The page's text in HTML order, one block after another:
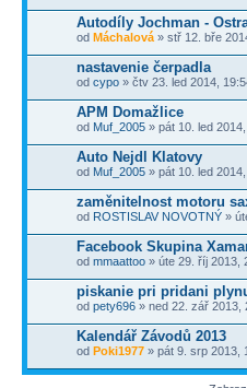
Autodíly Jochman -
od Máchalová » stř 12. bře
nastavenie čerpadla
od cypo » čtv 23. led 2014,
APM Domažlice
od Muf_2005 » pát 10. led
Auto Nejdl Klatovy
od Muf_2005 » pát 10. led
zaměnitelnost motoru
od ROSTISLAV NOVOTNÝ »
Facebook Skupina
od mmaattoo » úte 29. říj 2013,
piskanie pri pridani
od pety696 » ned 22. zář 2013,
Kalendář Závodů 2013
od Poki1977 » pát 9. srp 2013,